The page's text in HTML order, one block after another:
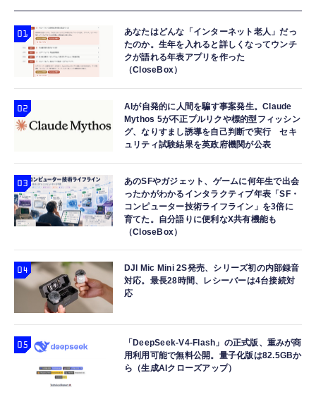
あなたはどんな「インターネット老人」だっ
たのか。生年を入れると詳しくなってウンチ
クが語れる年表アプリを作った
（CloseBox）
AIが自発的に人間を騙す事案発生。Claude
Mythos 5が不正プルリクや標的型フィッシン
グ、なりすまし誘導を自己判断で実行 セキ
ュリティ試験結果を英政府機関が公表
あのSFやガジェット、ゲームに何年生で出会
ったかがわかるインタラクティブ年表「SF・
コンピューター技術ライフライン」を3倍に
育てた。自分語りに便利なX共有機能も
（CloseBox）
DJI Mic Mini 2S発売、シリーズ初の内部録音
対応。最長28時間、レシーバーは4台接続対
応
「DeepSeek-V4-Flash」の正式版、重みが商
用利用可能で無料公開。量子化版は82.5GBか
ら（生成AIクローズアップ）